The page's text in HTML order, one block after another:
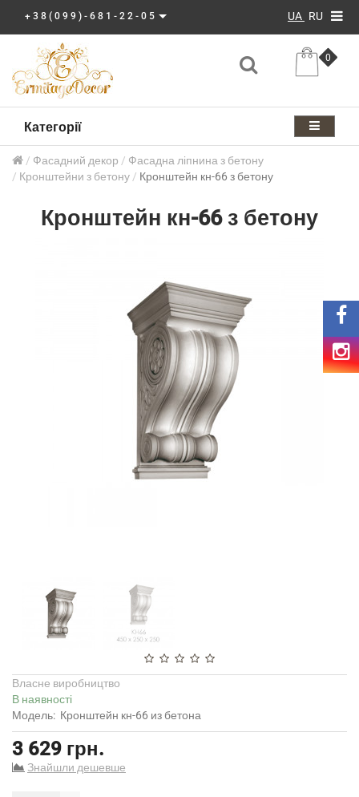
+38(099)-681-22-05 UA RU
0
Категорії
Фасадний декор
Фасадна ліпнина з бетону
Кронштейни з бетону
Кронштейн кн-66 з бетону
Кронштейн кн-66 з бетону
Власне виробництво
В наявності
Модель: Кронштейн кн-66 из бетона
3 629 грн.
Знайшли дешевше